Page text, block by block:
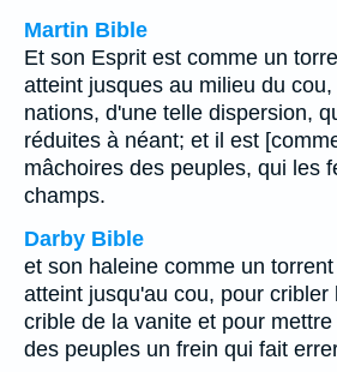
Martin Bible
Et son Esprit est comme un
atteint jusques au milieu du
nations, d'une telle dispersion,
réduites à néant; et il est
mâchoires des peuples, qui les
champs.
Darby Bible
et son haleine comme un
atteint jusqu'au cou, pour cribler
crible de la vanite et pour
des peuples un frein qui fait